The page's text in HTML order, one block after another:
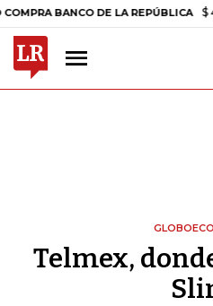
DE LA REPÚBLICA $
Telmex,